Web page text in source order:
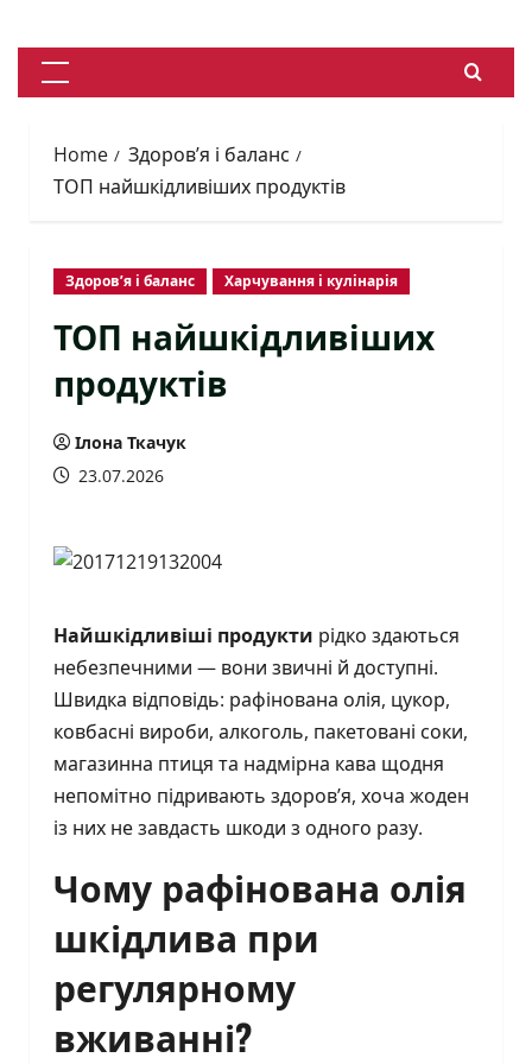
to
contentPrimary
Home
Здоров’я і баланс
ТОП найшкідливіших продуктів
Здоров’я і баланс Харчування і кулінарія
ТОП найшкідливіших
продуктів
Ілона Ткачук
23.07.2026
Найшкідливіші продукти рідко здаються
небезпечними — вони звичні й доступні.
Швидка відповідь: рафінована олія, цукор,
ковбасні вироби, алкоголь, пакетовані соки,
магазинна птиця та надмірна кава щодня
непомітно підривають здоров’я, хоча жоден
із них не завдасть шкоди з одного разу.
Чому рафінована олія
шкідлива при
регулярному
вживанні?